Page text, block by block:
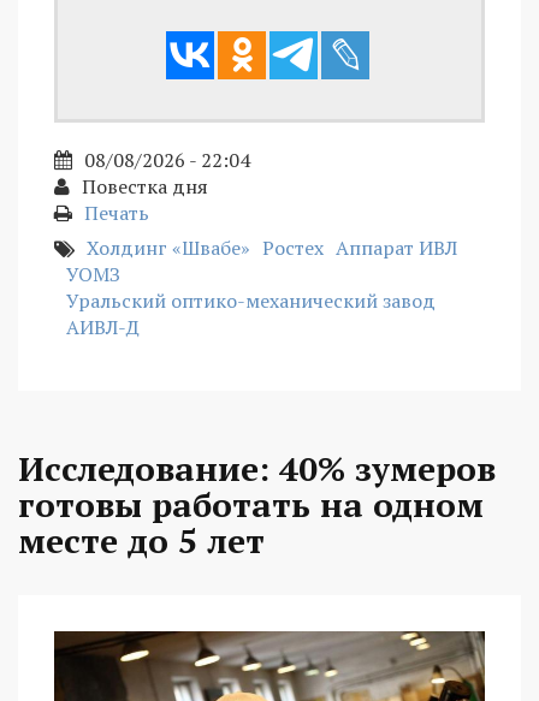
08/08/2026 - 22:04
Повестка дня
Печать
Холдинг «Швабе» Ростех Аппарат ИВЛ
УОМЗ
Уральский оптико-механический завод
АИВЛ-Д
Исследование: 40% зумеров
готовы работать на одном
месте до 5 лет